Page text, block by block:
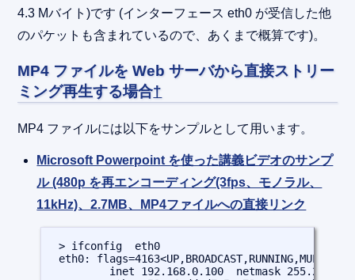
4.3 Mバイト)です (インターフェース eth0 が受信した他
のパケットも含まれているので、あくまで概算です)。
MP4 ファイルを Web サーバから直接ストリー
ミング再生する場合†
MP4 ファイルには以下をサンプルとして用います。
Microsoft Powerpoint を使った講義ビデオのサンプ
ル (480p を再エンコーディング(3fps、モノラル、
11kHz)、2.7MB、MP4ファイルへの直接リンク
> ifconfig  eth0
eth0:
inet 192.168.0.100  netmask